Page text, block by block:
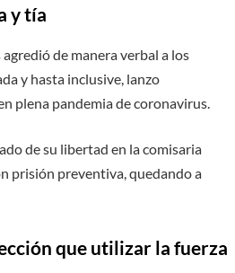
y tía
de manera verbal a los
y hasta inclusive, lanzo
plena pandemia de coronavirus.
de su libertad en la comisaria
prisión preventiva, quedando a
que utilizar la fuerza